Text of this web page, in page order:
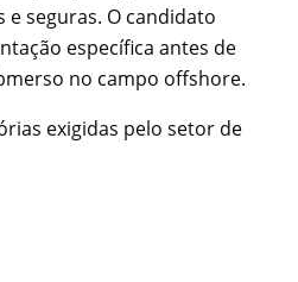
seguras. O candidato
específica antes de
no campo offshore.
exigidas pelo setor de